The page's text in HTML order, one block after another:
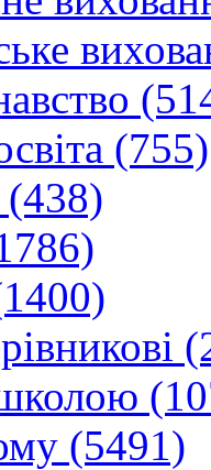
(755)
(438)
(5491)